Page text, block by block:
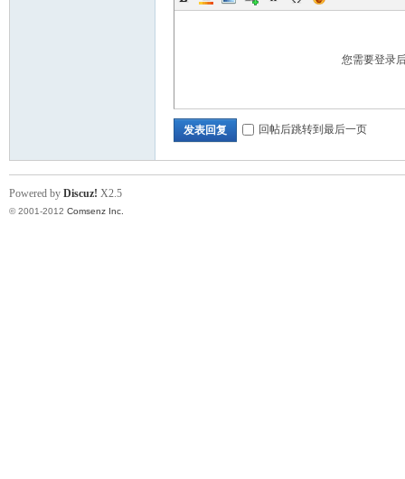
您需要登录
发表回复 回帖后跳转到最后一页
Powered by Discuz! X2.5
© 2001-2012 Comsenz Inc.